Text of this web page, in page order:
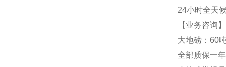
24小时全天
【业务咨询
大地磅：60
全部质保一